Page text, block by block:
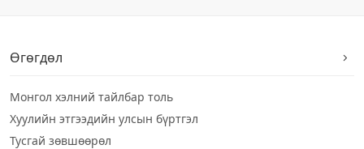
Өгөгдөл
Монгол хэлний тайлбар толь
Хуулийн этгээдийн улсын бүртгэл
Тусгай зөвшөөрөл